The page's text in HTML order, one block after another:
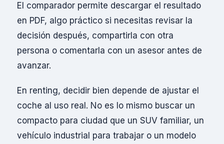
El comparador permite descargar el resultado
en PDF, algo práctico si necesitas revisar la
decisión después, compartirla con otra
persona o comentarla con un asesor antes de
avanzar.
En renting, decidir bien depende de ajustar el
coche al uso real. No es lo mismo buscar un
compacto para ciudad que un SUV familiar, un
vehículo industrial para trabajar o un modelo